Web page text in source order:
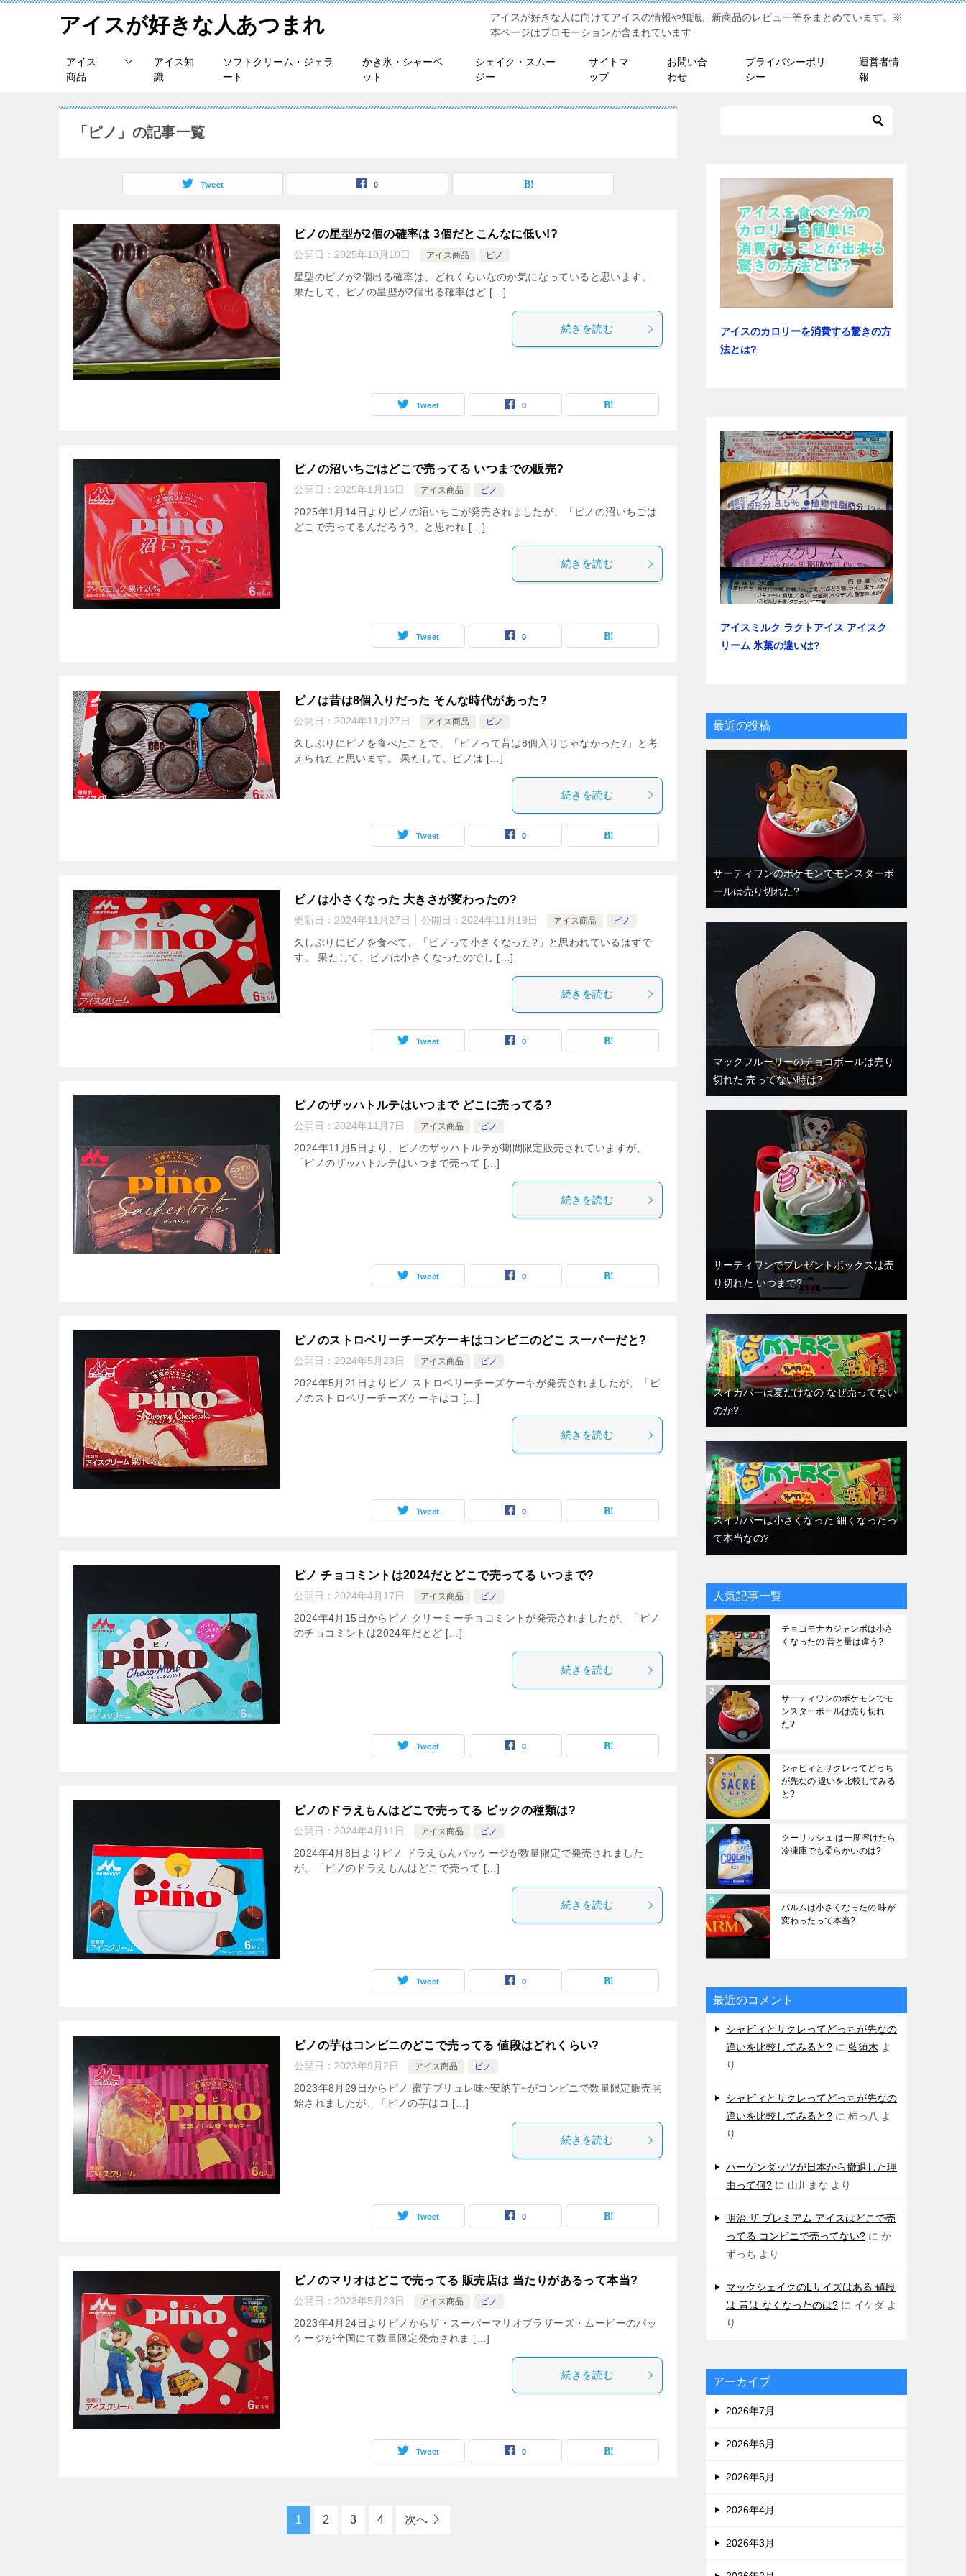
アイスが好きな人あつまれ
アイスが好きな人に向けてアイスの情報や知識、新商品のレビュー等をまとめています。※
本ページはプロモーションが含まれています
アイス
商品
アイス知
識
ソフトクリーム・ジェラ
ート
かき氷・シャーベ
ット
シェイク・スムー
ジー
サイトマ
ップ
お問い合
わせ
プライバシーポリ
シー
運営者情
報
「ピノ」の記事一覧
Tweet 0
ピノの星型が2個の確率は 3個だとこんなに低い!?
公開日： 2025年10月10日 アイス商品 ピノ
星型のピノが2個出る確率は、どれくらいなのか気になっていると思います。
果たして、ピノの星型が2個出る確率はど […]
続きを読む
Tweet 0
ピノの沼いちごはどこで売ってる いつまでの販売?
公開日： 2025年1月16日 アイス商品 ピノ
2025年1月14日よりピノの沼いちごが発売されましたが、「ピノの沼いちごは
どこで売ってるんだろう?」と思われ […]
続きを読む
Tweet 0
ピノは昔は8個入りだった そんな時代があった?
公開日： 2024年11月27日 アイス商品 ピノ
久しぶりにピノを食べたことで、「ピノって昔は8個入りじゃなかった?」と考
えられたと思います。 果たして、ピノは […]
続きを読む
Tweet 0
ピノは小さくなった 大きさが変わったの?
更新日： 2024年11月27日 公開日： 2024年11月19日 アイス商品 ピノ
久しぶりにピノを食べて、「ピノって小さくなった?」と思われているはずで
す。 果たして、ピノは小さくなったのでし […]
続きを読む
Tweet 0
ピノのザッハトルテはいつまで どこに売ってる?
公開日： 2024年11月7日 アイス商品 ピノ
2024年11月5日より、ピノのザッハトルテが期間限定販売されていますが、
「ピノのザッハトルテはいつまで売って […]
続きを読む
Tweet 0
ピノのストロベリーチーズケーキはコンビニのどこ スーパーだと?
公開日： 2024年5月23日 アイス商品 ピノ
2024年5月21日よりピノ ストロベリーチーズケーキが発売されましたが、「ピ
ノのストロベリーチーズケーキはコ […]
続きを読む
Tweet 0
ピノ チョコミントは2024だとどこで売ってる いつまで?
公開日： 2024年4月17日 アイス商品 ピノ
2024年4月15日からピノ クリーミーチョコミントが発売されましたが、「ピノ
のチョコミントは2024年だとど […]
続きを読む
Tweet 0
ピノのドラえもんはどこで売ってる ピックの種類は?
公開日： 2024年4月11日 アイス商品 ピノ
2024年4月8日よりピノ ドラえもんパッケージが数量限定で発売されました
が、「ピノのドラえもんはどこで売って […]
続きを読む
Tweet 0
ピノの芋はコンビニのどこで売ってる 値段はどれくらい?
公開日： 2023年9月2日 アイス商品 ピノ
2023年8月29日からピノ 蜜芋ブリュレ味~安納芋~がコンビニで数量限定販売開
始されましたが、「ピノの芋はコ […]
続きを読む
Tweet 0
ピノのマリオはどこで売ってる 販売店は 当たりがあるって本当?
公開日： 2023年5月23日 アイス商品 ピノ
2023年4月24日よりピノからザ・スーパーマリオブラザーズ・ムービーのパッ
ケージが全国にて数量限定発売されま […]
続きを読む
Tweet 0
1 2 3 4 次へ
アイスのカロリーを消費する驚きの方
法とは?
アイスミルク ラクトアイス アイスク
リーム 氷菓の違いは?
最近の投稿
サーティワンのポケモンでモンスターボ
ールは売り切れた?
マックフルーリーのチョコボールは売り
切れた 売ってない時は?
サーティワンでプレゼントボックスは売
り切れた いつまで?
スイカバーは夏だけなの なぜ売ってない
のか?
スイカバーは小さくなった 細くなったっ
て本当なの?
人気記事一覧
チョコモナカジャンボは小さ
くなったの 昔と量は違う?
サーティワンのポケモンでモ
ンスターボールは売り切れ
た?
シャビィとサクレってどっち
が先なの 違いを比較してみる
と?
クーリッシュ は一度溶けたら
冷凍庫でも柔らかいのは?
パルムは小さくなったの 味が
変わったって本当?
最近のコメント
シャビィとサクレってどっちが先なの
違いを比較してみると? に 藍須木 よ
り
シャビィとサクレってどっちが先なの
違いを比較してみると? に 柿っ八 よ
り
ハーゲンダッツが日本から撤退した理
由って何? に 山川まな より
明治 ザ プレミアム アイスはどこで売
ってる コンビニで売ってない? に か
ずっち より
マックシェイクのLサイズはある 値段
は 昔は なくなったのは? に イケダ よ
り
アーカイブ
2026年7月
2026年6月
2026年5月
2026年4月
2026年3月